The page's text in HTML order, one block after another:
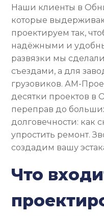
Наши клиенты в
которые
проектируем так,
надёжными и
развязки мы
съездами, а для
грузовиков. АМ-
десятки проектов в
переправ до
долговечности: как
упростить ремонт.
создадим вашу
Что